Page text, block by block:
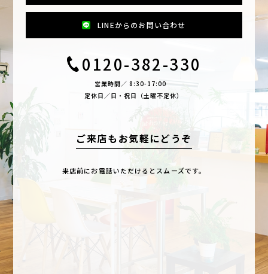
LINEからのお問い合わせ
0120-382-330
営業時間／ 8:30-17:00
定休日／日・祝日（土曜不定休）
ご来店もお気軽にどうぞ
来店前にお電話いただけるとスムーズです。